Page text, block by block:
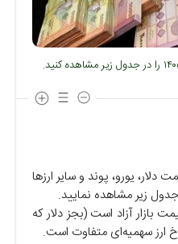
دلار، یورو، پوند و سایر ارز‌ها
بازار آزاد است (بجز دلار که
ارز سهمیه‌ای متفاوت است.